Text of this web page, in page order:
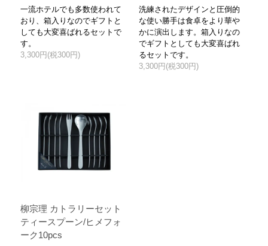
一流ホテルでも多数使われて
おり、箱入りなのでギフトと
しても大変喜ばれるセットで
す。
3,300円(税300円)
洗練されたデザインと圧倒的
な使い勝手は食卓をより華や
かに演出します。箱入りなの
でギフトとしても大変喜ばれ
るセットです。
3,300円(税300円)
柳宗理 カトラリーセット
ティースプーン/ヒメフォ
ーク10pcs